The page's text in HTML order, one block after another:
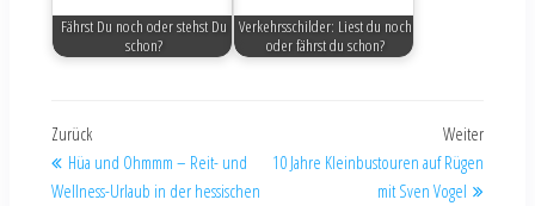
Fährst Du noch oder stehst Du
schon?
Verkehrsschilder: Liest du noch
oder fährst du schon?
Zurück
Hüa und Ohmmm – Reit- und
Wellness-Urlaub in der hessischen
Weiter
10 Jahre Kleinbustouren auf Rügen
mit Sven Vogel